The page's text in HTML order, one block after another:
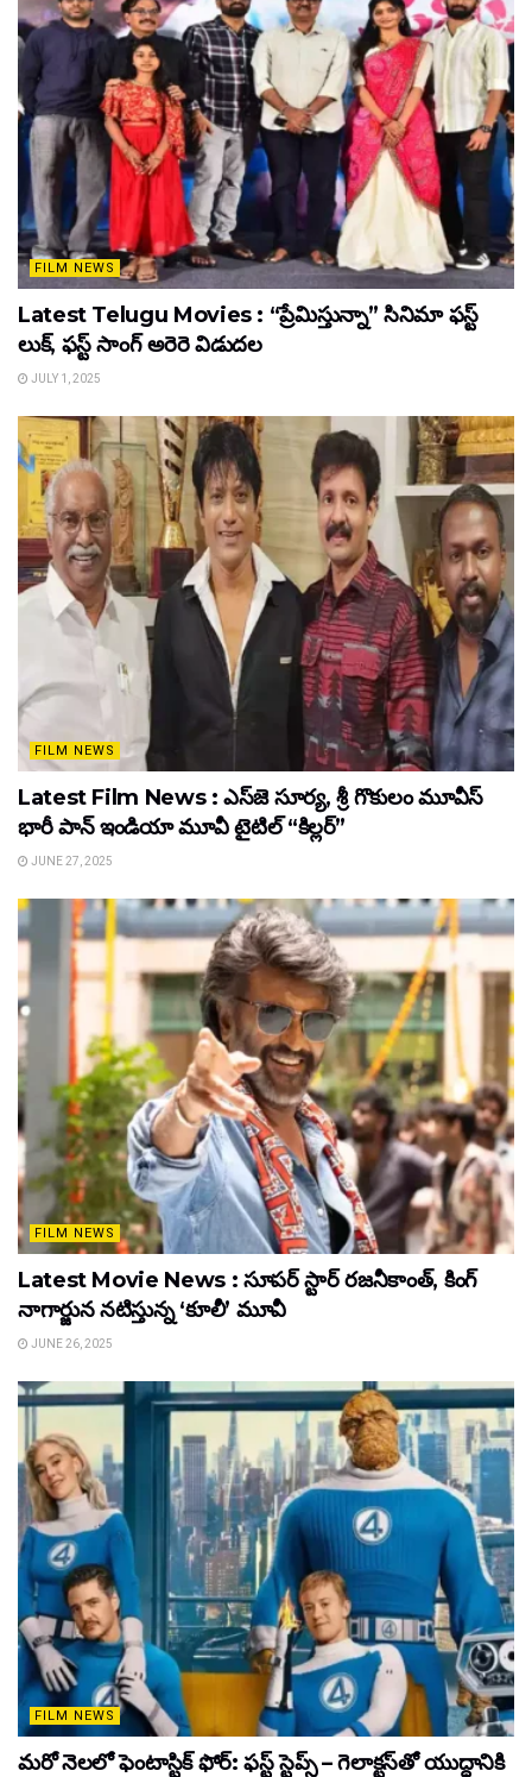
FILM NEWS
Latest Telugu Movies : “ప్రేమిస్తున్నా” సినిమా ఫస్ట్
లుక్, ఫస్ట్ సాంగ్ అరెరె విడుదల
JULY 1, 2025
FILM NEWS
Latest Film News : ఎస్‌జె సూర్య, శ్రీ గొకులం మూవీస్‌
భారీ పాన్‌ ఇండియా మూవీ టైటిల్ “కిల్లర్”
JUNE 27, 2025
FILM NEWS
Latest Movie News : సూపర్ స్టార్ రజనీకాంత్, కింగ్
నాగార్జున నటిస్తున్న ‘కూలీ’ మూవీ
JUNE 26, 2025
FILM NEWS
మరో నెలలో ఫెంటాస్టిక్ ఫోర్: ఫస్ట్ స్టెప్స్ – గెలాక్టస్‌తో యుద్ధానికి